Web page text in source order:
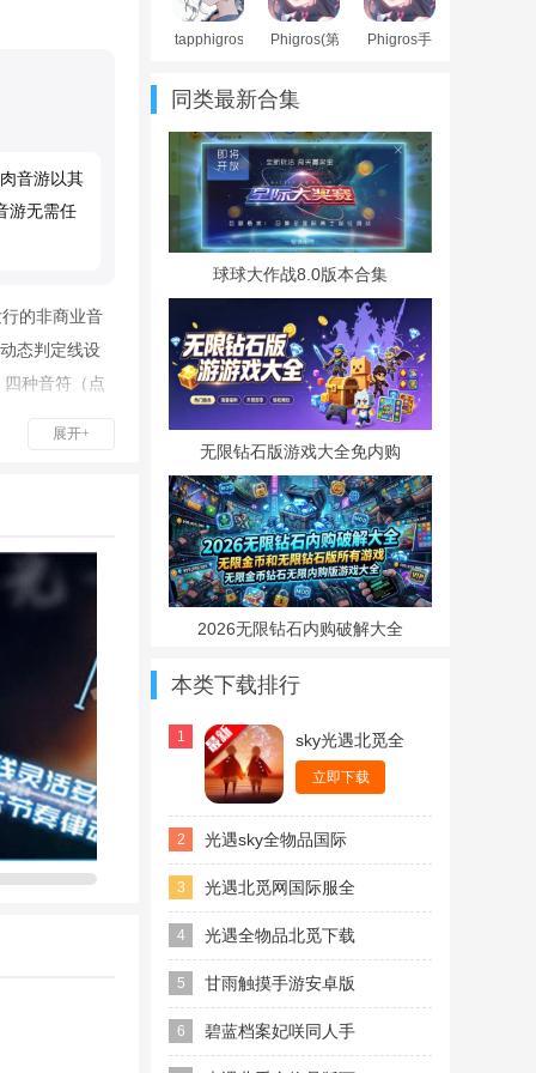
音游以其
游无需任
的非商业音
态判定线设
种音符（点
展开+
tapphigros
新版
Phigros(第
Phigros手
同类最新合集
球球大作战8.0版本合集
无限钻石版游戏大全免内购
2026无限钻石内购破解大全
本类下载排行
1
sky光遇北觅全
物品解锁版
立即下载
2 光遇sky全物品国际
服最新版
3 光遇北觅网国际服全
物品版下载最新版
4 光遇全物品北觅下载
2026最新版
5 甘雨触摸手游安卓版
6 碧蓝档案妃咲同人手